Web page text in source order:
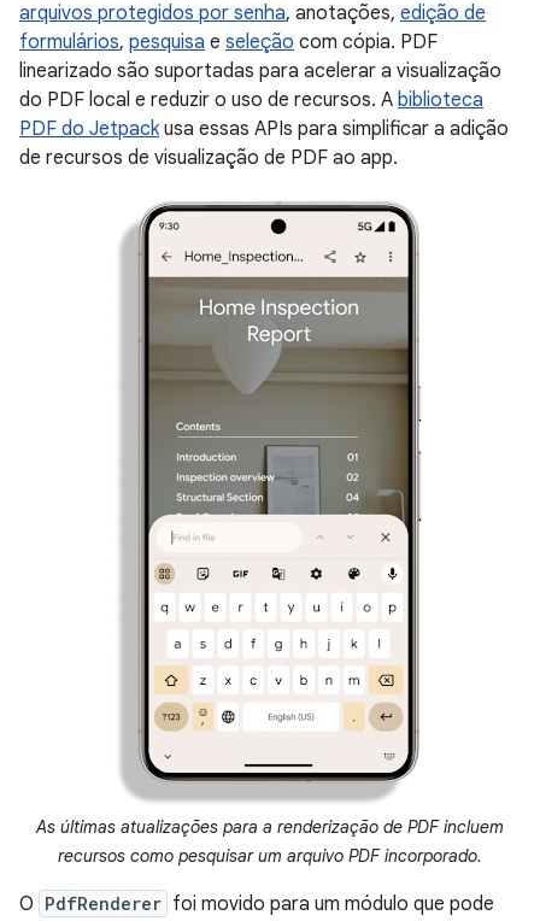
arquivos protegidos por senha, anotações, edição de
formulários, pesquisa e seleção com cópia. PDF
linearizado são suportadas para acelerar a visualização
do PDF local e reduzir o uso de recursos. A biblioteca
PDF do Jetpackusa essas APIs para simplificar a adição
de recursos de visualização de PDF ao app.
As últimas atualizações para a renderização de PDF incluem
recursos como pesquisar um arquivo PDF incorporado.
O PdfRenderer foi movido para um módulo que pode